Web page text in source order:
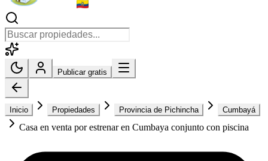
Publicar gratis
Inicio Propiedades Provincia de Pichincha Cumbayá
Casa en venta por estrenar en Cumbaya conjunto con piscina